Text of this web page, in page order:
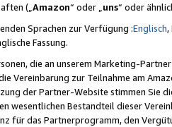
(„Amazon“ oder „uns“ oder
Sprachen zur Verfügung :Englisch,
Fassung.
die an unserem Marketing-
Vereinbarung zur Teilnahme am
der Partner-Website stimmen Sie
wesentlichen Bestandteil dieser
für das Partnerprogramm, den